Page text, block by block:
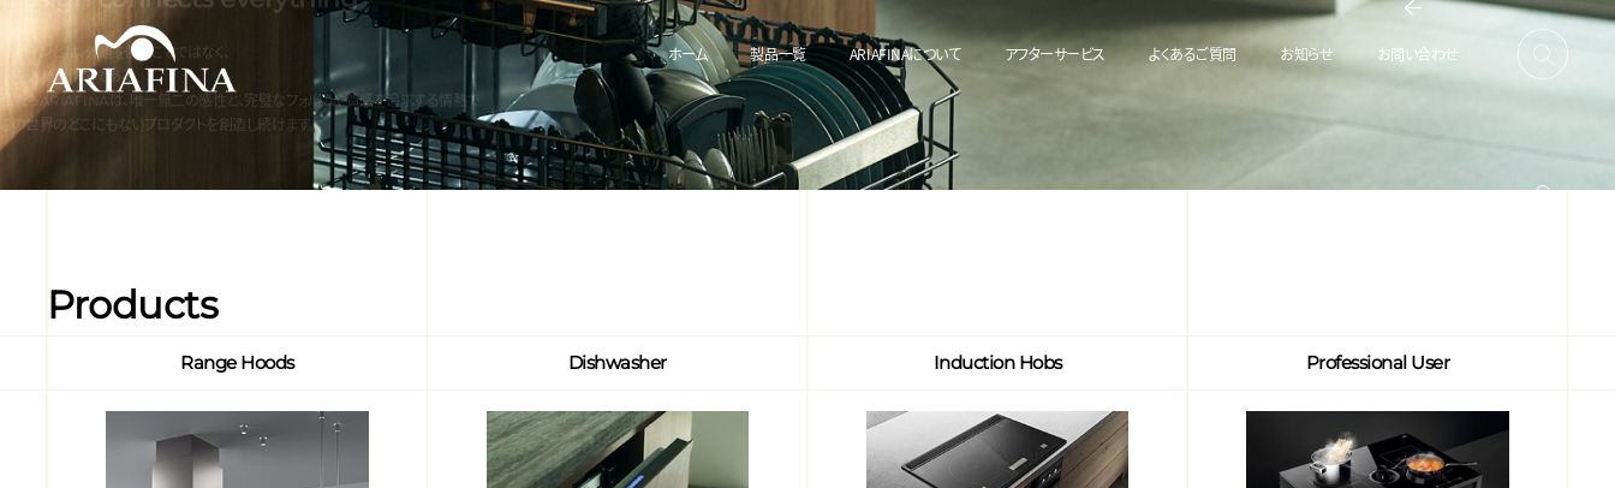
ホーム 製品一覧 ARIAFINAについて アフターサービス よくあるご質問 お知らせ お問い合わせ
Dishwasher
日本の食卓に、
使い心地のいい収納設計を。
Products
Range Hoods Dishwasher Induction Hobs Professional User